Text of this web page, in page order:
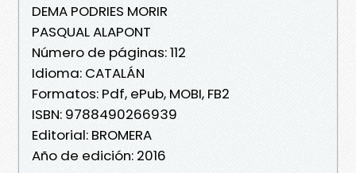
DEMA PODRIES MORIR
PASQUAL ALAPONT
Número de páginas: 112
Idioma: CATALÁN
Formatos: Pdf, ePub, MOBI, FB2
ISBN: 9788490266939
Editorial: BROMERA
Año de edición: 2016